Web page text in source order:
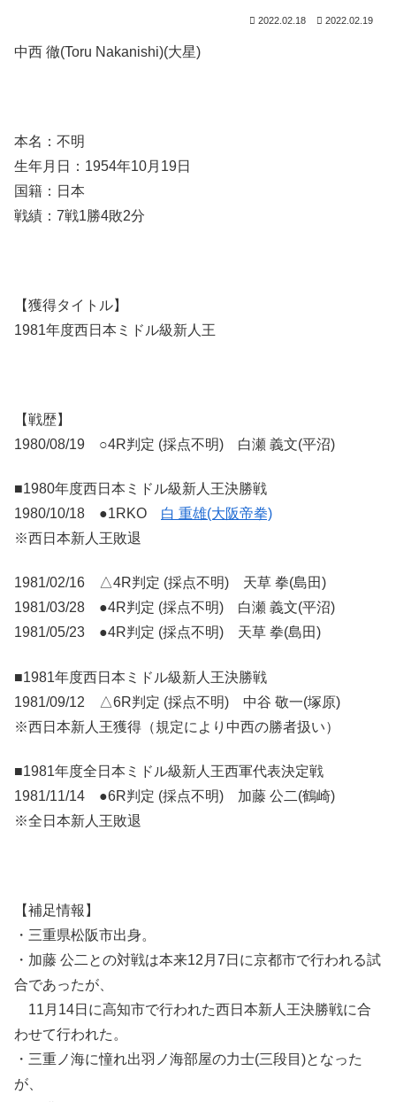
2022.02.18 2022.02.19
中西 徹(Toru Nakanishi)(大星)
本名：不明
生年月日：1954年10月19日
国籍：日本
戦績：7戦1勝4敗2分
【獲得タイトル】
1981年度西日本ミドル級新人王
【戦歴】
1980/08/19 ○4R判定 (採点不明) 白瀬 義文(平沼)
■1980年度西日本ミドル級新人王決勝戦
1980/10/18 ●1RKO 白 重雄(大阪帝拳)
※西日本新人王敗退
1981/02/16 △4R判定 (採点不明) 天草 拳(島田)
1981/03/28 ●4R判定 (採点不明) 白瀬 義文(平沼)
1981/05/23 ●4R判定 (採点不明) 天草 拳(島田)
■1981年度西日本ミドル級新人王決勝戦
1981/09/12 △6R判定 (採点不明) 中谷 敬一(塚原)
※西日本新人王獲得（規定により中西の勝者扱い）
■1981年度全日本ミドル級新人王西軍代表決定戦
1981/11/14 ●6R判定 (採点不明) 加藤 公二(鶴崎)
※全日本新人王敗退
【補足情報】
・三重県松阪市出身。
・加藤 公二との対戦は本来12月7日に京都市で行われる試
合であったが、
11月14日に高知市で行われた西日本新人王決勝戦に合
わせて行われた。
・三重ノ海に憧れ出羽ノ海部屋の力士(三段目)となった
が、